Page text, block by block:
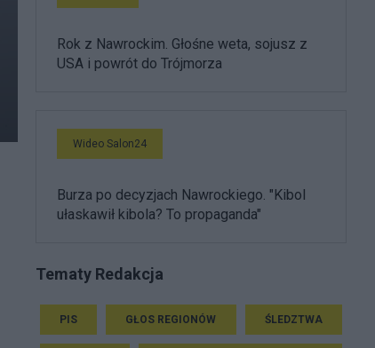
Rok z Nawrockim. Głośne weta, sojusz z
USA i powrót do Trójmorza
Wideo Salon24
Burza po decyzjach Nawrockiego. "Kibol
ułaskawił kibola? To propaganda"
Tematy Redakcja
PIS GŁOS REGIONÓW ŚLEDZTWA